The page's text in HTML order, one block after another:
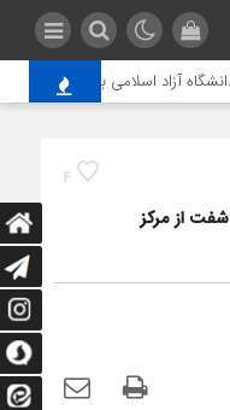
آزاد اسلامی برای پاسخگویی
4
از مرکز